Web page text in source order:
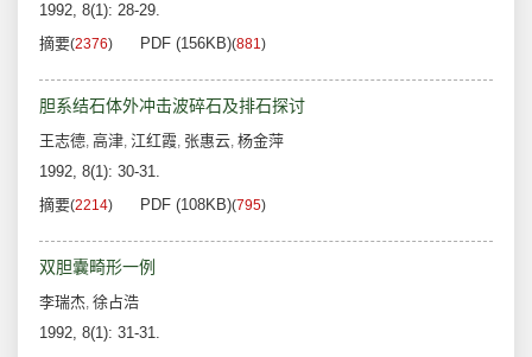
1992, 8(1): 28-29.
摘要(2376) PDF (156KB)(881)
胆系结石体外冲击波碎石及排石探讨
王志德, 高津, 江红霞, 张惠云, 杨金萍
1992, 8(1): 30-31.
摘要(2214) PDF (108KB)(795)
双胆囊畸形一例
李瑞杰, 徐占浩
1992, 8(1): 31-31.